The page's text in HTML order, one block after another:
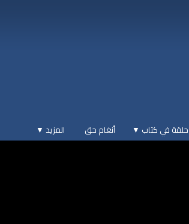
حلقة في كتاب ▼ أنغام حق المزيد ▼